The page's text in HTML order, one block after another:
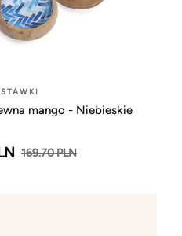
mango - Niebieskie
169.70 PLN